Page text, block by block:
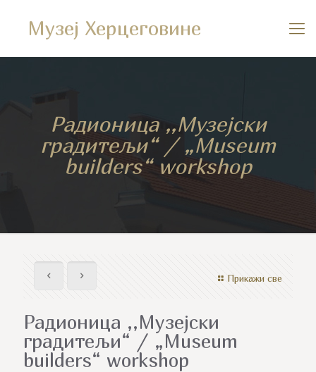
Музеј Херцеговине
Радионица ,,Музејски
градитељи“ / „Museum
builders“ workshop
Прикажи све
Радионица ,,Музејски
градитељи“ / „Museum
builders“ workshop